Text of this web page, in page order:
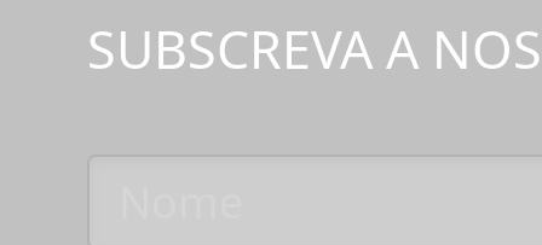
SUBSCREVA A